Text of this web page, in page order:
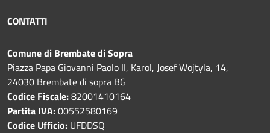
CONTATTI
Comune di Brembate di Sopra
Piazza Papa Giovanni Paolo II, Karol, Josef Wojtyla, 14,
24030 Brembate di sopra BG
Codice Fiscale:82001410164
Partita IVA:00552580169
Codice Ufficio: UFDDSQ